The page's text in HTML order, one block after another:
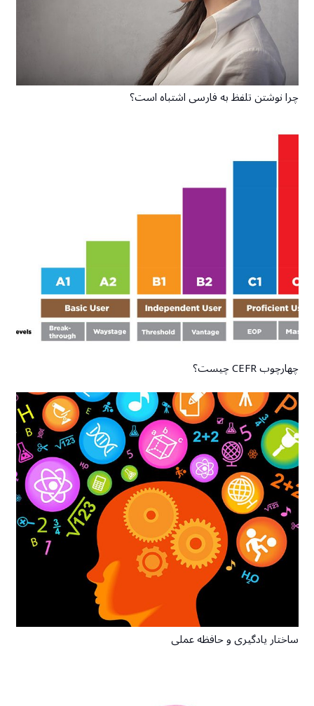
چرا نوشتن تلفظ به فارسی اشتباه است؟
چهارچوب CEFR چیست؟
ساختار یادگیری و حافظه عملی